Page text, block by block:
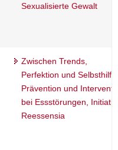
Sexualisierte Gewalt
Zwischen Trends,
Perfektion und Selbsthilfe:
Prävention und
bei Essstörungen,
Reessensia